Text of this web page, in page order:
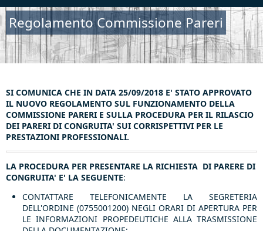
Regolamento Commissione Pareri
SI COMUNICA CHE IN DATA 25/09/2018 E' STATO APPROVATO
IL NUOVO REGOLAMENTO SUL FUNZIONAMENTO DELLA
COMMISSIONE PARERI E SULLA PROCEDURA PER IL RILASCIO
DEI PARERI DI CONGRUITA' SUI CORRISPETTIVI PER LE
PRESTAZIONI PROFESSIONALI.
LA PROCEDURA PER PRESENTARE LA RICHIESTA DI PARERE DI
CONGRUITA' E' LA SEGUENTE:
CONTATTARE TELEFONICAMENTE LA SEGRETERIA
DELL'ORDINE (0755001200) NEGLI ORARI DI APERTURA PER
LE INFORMAZIONI PROPEDEUTICHE ALLA TRASMISSIONE